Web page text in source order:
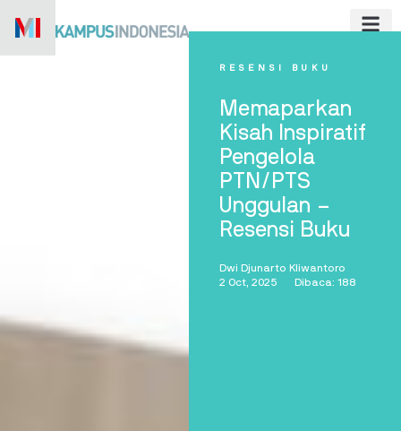
RESENSI BUKU
Memaparkan
Kisah Inspiratif
Pengelola
PTN/PTS
Unggulan –
Resensi Buku
Dwi Djunarto Kliwantoro
2 Oct, 2025
Dibaca: 188